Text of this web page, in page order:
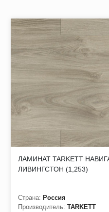
природные компоненты в
за счет высокой
отсутствие вмятин от
Пористость верхнего
ЛАМИНАТ TARKETT
ЛИВИНГСТОН (1,253)
Страна: Россия
Производитель: TARKETT